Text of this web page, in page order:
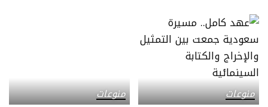
منوعات
منوعات